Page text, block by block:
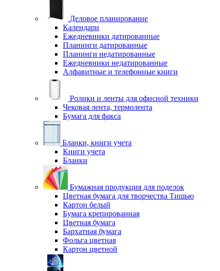
Деловое планирование
Календари
Ежедневники датированные
Планинги датированные
Планинги недатированные
Ежедневники недатированные
Алфавитные и телефонные книги
Ролики и ленты для офисной техники
Чековая лента, термолента
Бумага для факса
Бланки, книги учета
Книги учета
Бланки
Бумажная продукция для поделок
Цветная бумага для творчества Тишью
Картон белый
Бумага крепированная
Цветная бумага
Бархатная бумага
Фольга цветная
Картон цветной